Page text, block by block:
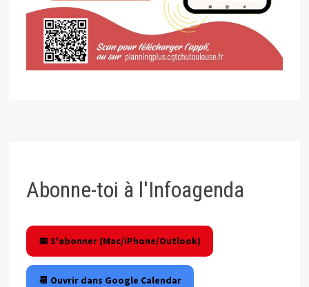
Abonne-toi à l'Infoagenda
📅 S'abonner (Mac/iPhone/Outlook)
📆 Ouvrir dans Google Calendar